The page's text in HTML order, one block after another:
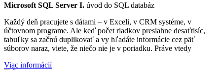
Microsoft SQL Server I. úvod do SQL databáz
Každý deň pracujete s dátami – v Exceli, v CRM systéme, v
účtovnom programe. Ale keď počet riadkov presiahne desaťtisíc,
tabuľky sa začnú duplikovať a vy hľadáte informácie cez päť
súborov naraz, viete, že niečo nie je v poriadku. Práve vtedy
Viac informácií